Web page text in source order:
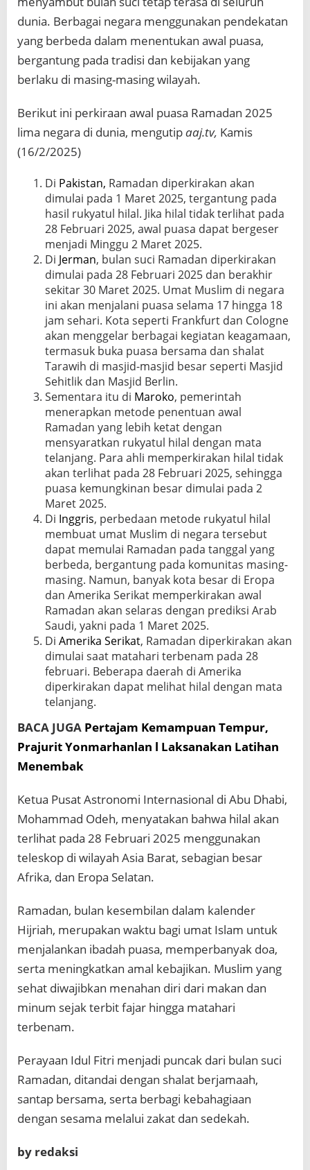
dunia. Berbagai negara menggunakan pendekatan
yang berbeda dalam menentukan awal puasa,
bergantung pada tradisi dan kebijakan yang
berlaku di masing-masing wilayah.
Berikut ini perkiraan awal puasa Ramadan 2025
lima negara di dunia, mengutipaaj.tv, Kamis
(16/2/2025)
Di Pakistan, Ramadan diperkirakan akan
dimulai pada 1 Maret 2025, tergantung pada
hasil rukyatul hilal. Jika hilal tidak terlihat pada
28 Februari 2025, awal puasa dapat bergeser
menjadi Minggu 2 Maret 2025.
Di Jerman, bulan suci Ramadan diperkirakan
dimulai pada 28 Februari 2025 dan berakhir
sekitar 30 Maret 2025. Umat Muslim di negara
ini akan menjalani puasa selama 17 hingga 18
jam sehari. Kota seperti Frankfurt dan Cologne
akan menggelar berbagai kegiatan keagamaan,
termasuk buka puasa bersama dan shalat
Tarawih di masjid-masjid besar seperti Masjid
Sehitlik dan Masjid Berlin.
Sementara itu di Maroko, pemerintah
menerapkan metode penentuan awal
Ramadan yang lebih ketat dengan
mensyaratkan rukyatul hilal dengan mata
telanjang. Para ahli memperkirakan hilal tidak
akan terlihat pada 28 Februari 2025, sehingga
puasa kemungkinan besar dimulai pada 2
Maret 2025.
Di Inggris, perbedaan metode rukyatul hilal
membuat umat Muslim di negara tersebut
dapat memulai Ramadan pada tanggal yang
berbeda, bergantung pada komunitas masing-
masing. Namun, banyak kota besar di Eropa
dan Amerika Serikat memperkirakan awal
Ramadan akan selaras dengan prediksi Arab
Saudi, yakni pada 1 Maret 2025.
Di Amerika Serikat, Ramadan diperkirakan akan
dimulai saat matahari terbenam pada 28
februari. Beberapa daerah di Amerika
diperkirakan dapat melihat hilal dengan mata
telanjang.
BACA JUGA Pertajam Kemampuan Tempur,
Prajurit Yonmarhanlan l Laksanakan Latihan
Menembak
Ketua Pusat Astronomi Internasional di Abu Dhabi,
Mohammad Odeh, menyatakan bahwa hilal akan
terlihat pada 28 Februari 2025 menggunakan
teleskop di wilayah Asia Barat, sebagian besar
Afrika, dan Eropa Selatan.
Ramadan, bulan kesembilan dalam kalender
Hijriah, merupakan waktu bagi umat Islam untuk
menjalankan ibadah puasa, memperbanyak doa,
serta meningkatkan amal kebajikan. Muslim yang
sehat diwajibkan menahan diri dari makan dan
minum sejak terbit fajar hingga matahari
terbenam.
Perayaan Idul Fitri menjadi puncak dari bulan suci
Ramadan, ditandai dengan shalat berjamaah,
santap bersama, serta berbagi kebahagiaan
dengan sesama melalui zakat dan sedekah.
by redaksi